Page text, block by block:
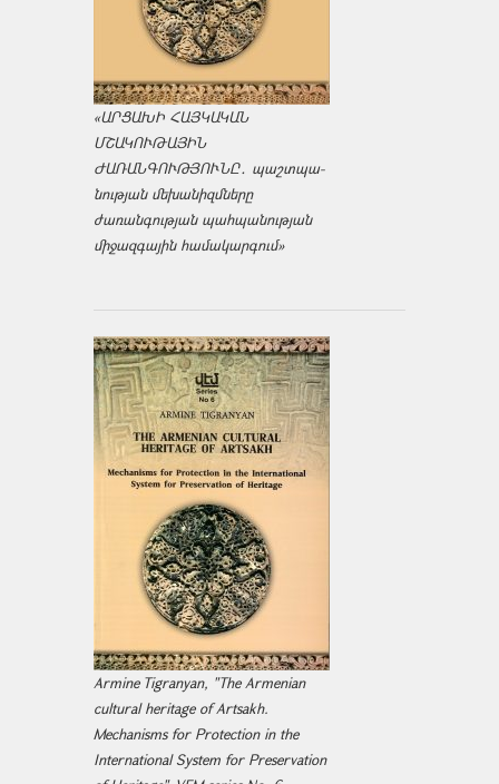
«ԱՐՑԱԽԻ ՀԱՅԿԱԿԱՆ
ՄՇԱԿՈՒԹԱՅԻՆ
ԺԱՌԱՆԳՈՒԹՅՈՒՆԸ․ պաշտպա­
նության մեխանիզմները
ժառանգության պահպանության
միջազ­գային համակարգում»
Armine Tigranyan, "The Armenian
cultural heritage of Artsakh.
Mechanisms for Protection in the
International System for Preservation